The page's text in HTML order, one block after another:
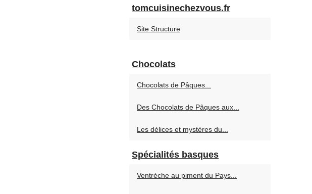
tomcuisinechezvous.fr
Site Structure
Chocolats
Chocolats de Pâques...
Des Chocolats de Pâques aux...
Les délices et mystères du...
Spécialités basques
Ventrèche au piment du Pays...